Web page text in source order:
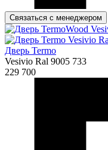
Связаться с менеджером
Дверь Termo
Vesivio Ral 9005 733
229 700